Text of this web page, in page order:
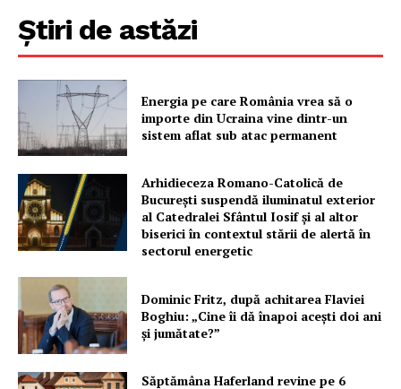
PRESShub
Despre noi / Echipa
Proiecte editoriale
Rețea
Știri de astăzi
Energia pe care România vrea să o
importe din Ucraina vine dintr-un
sistem aflat sub atac permanent
Arhidieceza Romano-Catolică de
București suspendă iluminatul exterior
al Catedralei Sfântul Iosif și al altor
biserici în contextul stării de alertă în
sectorul energetic
Dominic Fritz, după achitarea Flaviei
Boghiu: „Cine îi dă înapoi aceşti doi ani
şi jumătate?”
Săptămâna Haferland revine pe 6